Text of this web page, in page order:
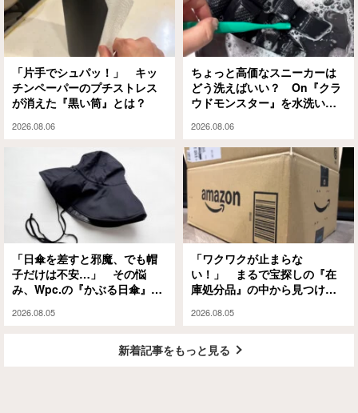
「片手でシュパッ！」 キッ
チンペーパーのプチストレス
が消えた『黒い筒』とは？
2026.08.06
ちょっと高価なスニーカーは
どう洗えばいい？ On『クラ
ウドモンスター』を水洗いと
と…
2026.08.06
「日傘を差すと邪魔、でも帽
子だけは不安…」 その悩
み、Wpc.の『かぶる日傘』が
2026.08.05
「ワクワクが止まらな
い！」 まるで宝探しの『在
庫処分品』の中から見つけた
2026.08.05
新着記事をもっと見る